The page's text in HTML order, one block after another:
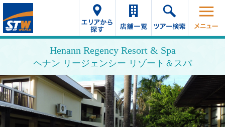
Henann Regency Resort & Spa
ヘナン リージェンシー リゾート＆スパ